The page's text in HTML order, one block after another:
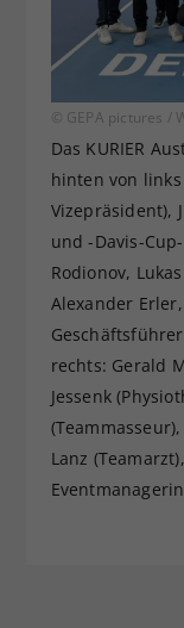
© GEPA pictures /
Das KURIER
hinten von links
Vizepräsident),
und -Davis-
Rodionov,
Alexander
rechts: Gerald
Jessenk
Lanz